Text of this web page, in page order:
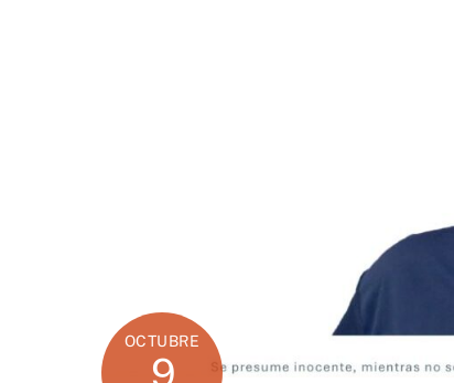
OCTUBRE
9